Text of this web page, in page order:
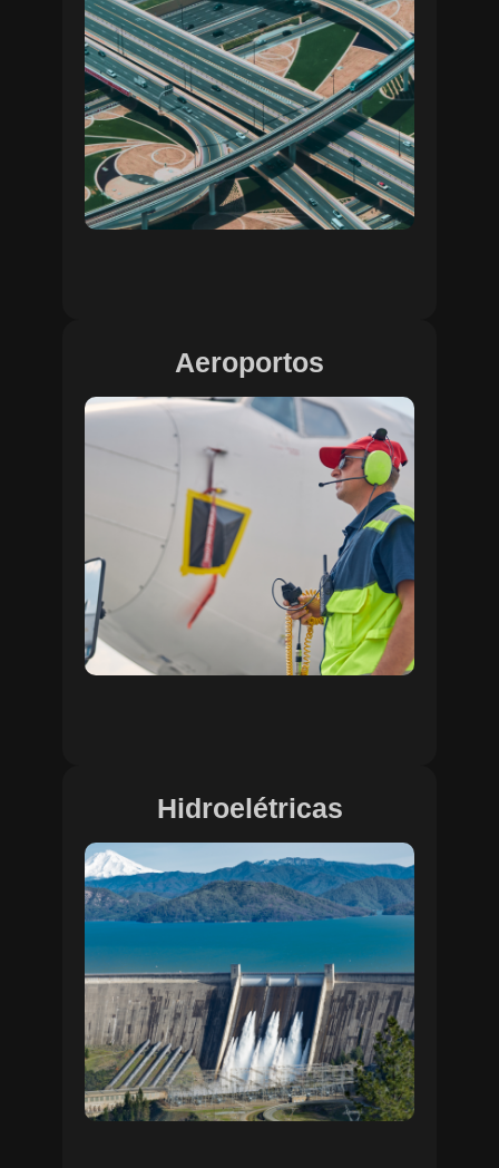
Aeroportos
Hidroelétricas